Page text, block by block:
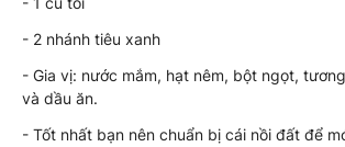
- 2 nhánh tiêu xanh
- Gia vị: nước mắm, hạt nêm, bột ngọt,
và dầu ăn.
- Tốt nhất bạn nên chuẩn bị cái nồi đất để